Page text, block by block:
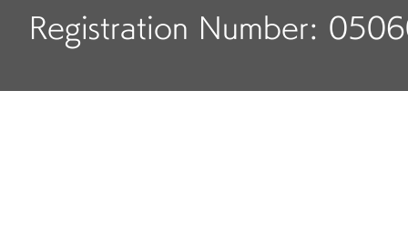
Registration Number: